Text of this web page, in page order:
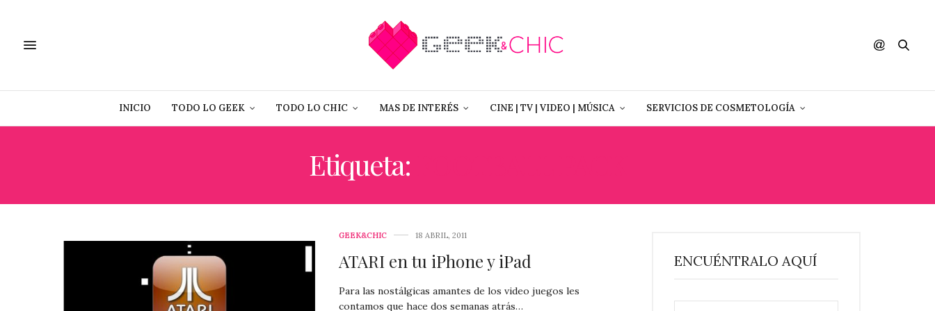
INICIO TODO LO GEEK TODO LO CHIC MAS DE INTERÉS CINE | TV | VIDEO | MÚSICA SERVICIOS DE COSMETOLOGÍA
Etiqueta:
GEEK&CHIC 18 ABRIL, 2011
ATARI en tu iPhone y iPad
Para las nostálgicas amantes de los video juegos les
contamos que hace dos semanas atrás…
ENCUÉNTRALO AQUÍ